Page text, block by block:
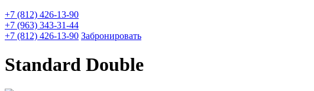
+7 (812) 426-13-90
+7 (963) 343-31-44
+7 (812) 426-13-90 Забронировать
Standard Double